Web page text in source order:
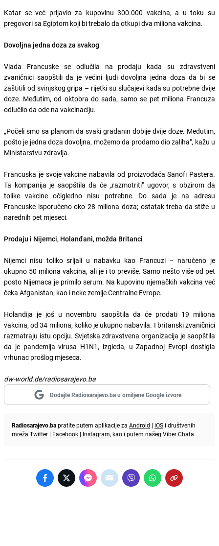
Katar se već prijavio za kupovinu 300.000 vakcina, a u toku su
pregovori sa Egiptom koji bi trebalo da otkupi dva miliona vakcina.
Dovoljna jedna doza za svakog
Vlada Francuske se odlučila na prodaju kada su zdravstveni
zvaničnici saopštili da je većini ljudi dovoljna jedna doza da bi se
zaštitili od svinjskog gripa – rijetki su slučajevi kada su potrebne dvije
doze. Međutim, od oktobra do sada, samo se pet miliona Francuza
odlučilo da ode na vakcinaciju.
„Počeli smo sa planom da svaki građanin dobije dvije doze. Međutim,
pošto je jedna doza dovoljna, možemo da prodamo dio zaliha", kažu u
Ministarstvu zdravlja.
Francuska je svoje vakcine nabavila od proizvođača Sanofi Pastera.
Ta kompanija je saopštila da će „razmotriti" ugovor, s obzirom da
tolike vakcine očigledno nisu potrebne. Do sada je na adresu
Francuske isporučeno oko 28 miliona doza; ostatak treba da stiže u
narednih pet mjeseci.
Prodaju i Nijemci, Holanđani, možda Britanci
Nijemci nisu toliko srljali u nabavku kao Francuzi – naručeno je
ukupno 50 miliona vakcina, ali je i to previše. Samo nešto više od pet
posto Nijemaca je primilo serum. Na kupovinu njemačkih vakcina već
čeka Afganistan, kao i neke zemlje Centralne Evrope.
Holandija je još u novembru saopštila da će prodati 19 miliona
vakcina, od 34 miliona, koliko je ukupno nabavila. I britanski zvaničnici
razmatraju istu opciju. Svjetska zdravstvena organizacija je saopštila
da je pandemija virusa H1N1, izgleda, u Zapadnoj Evropi dostigla
vrhunac prošlog mjeseca.
dw-world.de/radiosarajevo.ba
Dodajte Radiosarajevo.ba u omiljene Google izvore
Radiosarajevo.bapratite putem aplikacije za Android | iOS i društvenih
mreža Twitter | Facebook | Instagram, kao i putem našeg ViberChata.